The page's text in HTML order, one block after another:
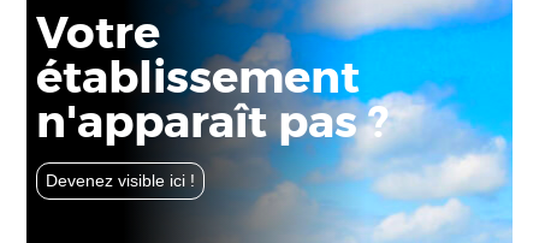
Votre
établissement
n'apparaît pas ?
Devenez visible ici !